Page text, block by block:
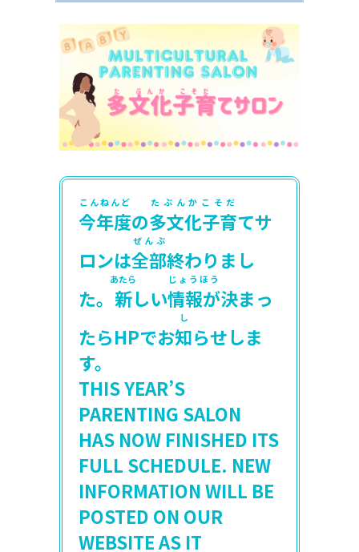
今年度
こんねんど
の多文化子育
たぶんかこそだ
てサ
ロンは全部
ぜんぶ
終わりまし
た。 新
あたら
しい情報が
じょうほう
決まっ
たらHPでお知
し
らせしま
す。
THIS YEAR’S
PARENTING SALON
HAS NOW FINISHED ITS
FULL SCHEDULE. NEW
INFORMATION WILL BE
POSTED ON OUR
WEBSITE AS IT